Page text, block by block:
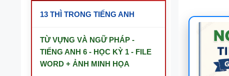
13 THÌ TRONG TIẾNG ANH
TỪ VỰNG VÀ NGỮ PHÁP -
TIẾNG ANH 6 - HỌC KỲ 1 - FILE
WORD + ẢNH MINH HỌA